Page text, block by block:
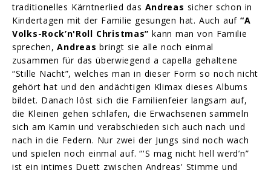
traditionelles Kärntnerlied das Andreas sicher schon in
Kindertagen mit der Familie gesungen hat. Auch auf“A
Volks-Rock’n'Roll Christmas” kann man von Familie
sprechen,Andreas bringt sie alle noch einmal
zusammen für das überwiegend a capella gehaltene
“Stille Nacht”, welches man in dieser Form so noch nicht
gehört hat und den andächtigen Klimax dieses Albums
bildet. Danach löst sich die Familienfeier langsam auf,
die Kleinen gehen schlafen, die Erwachsenen sammeln
sich am Kamin und verabschieden sich auch nach und
nach in die Federn. Nur zwei der Jungs sind noch wach
und spielen noch einmal auf. “'S mag nicht hell werd’n”
ist ein intimes Duett zwischen Andreas' Stimme und